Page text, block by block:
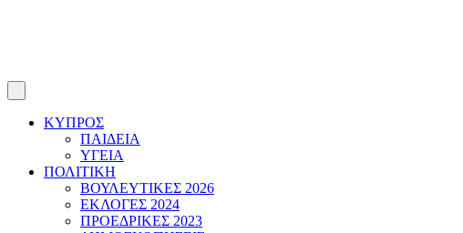
ΚΥΠΡΟΣ
ΠΑΙΔΕΙΑ
ΥΓΕΙΑ
ΠΟΛΙΤΙΚΗ
ΒΟΥΛΕΥΤΙΚΕΣ 2026
ΕΚΛΟΓΕΣ 2024
ΠΡΟΕΔΡΙΚΕΣ 2023